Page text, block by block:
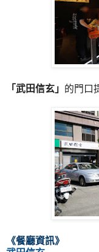
「武田信玄 」 的門口
《餐廳資訊》